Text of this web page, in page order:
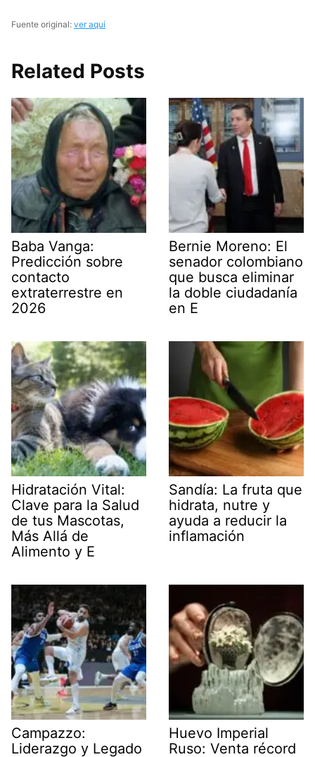
Fuente original: ver aquí
Related Posts
Baba Vanga:
Predicción sobre
contacto
extraterrestre en
2026
Bernie Moreno: El
senador colombiano
que busca eliminar
la doble ciudadanía
en E
Hidratación Vital:
Clave para la Salud
de tus Mascotas,
Más Allá de
Alimento y E
Sandía: La fruta que
hidrata, nutre y
ayuda a reducir la
inflamación
Campazzo:
Liderazgo y Legado
Huevo Imperial
Ruso: Venta récord